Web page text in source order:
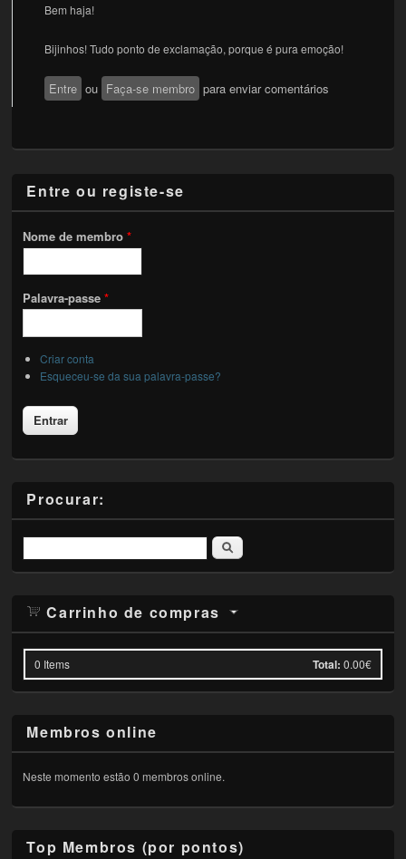
Bem haja!
Bijinhos! Tudo ponto de exclamação, porque é pura emoção!
Entre ou Faça-se membro para enviar comentários
Entre ou registe-se
Nome de membro*
Palavra-passe*
Criar conta
Esqueceu-se da sua palavra-passe?
Procurar:
Pesquisar
Carrinho de compras
0 Items Total: 0.00€
Membros online
Neste momento estão 0 membros online.
Top Membros (por pontos)